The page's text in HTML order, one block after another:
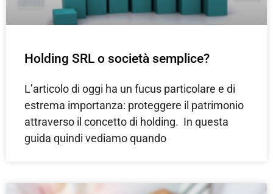
Holding SRL o società semplice?
L’articolo di oggi ha un fucus particolare e di
estrema importanza: proteggere il patrimonio
attraverso il concetto di holding. In questa
guida quindi vediamo quando